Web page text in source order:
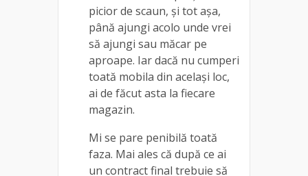
picior de scaun, și tot așa,
până ajungi acolo unde vrei
să ajungi sau măcar pe
aproape. Iar dacă nu cumperi
toată mobila din același loc,
ai de făcut asta la fiecare
magazin.
Mi se pare penibilă toată
faza. Mai ales că după ce ai
un contract final trebuie să